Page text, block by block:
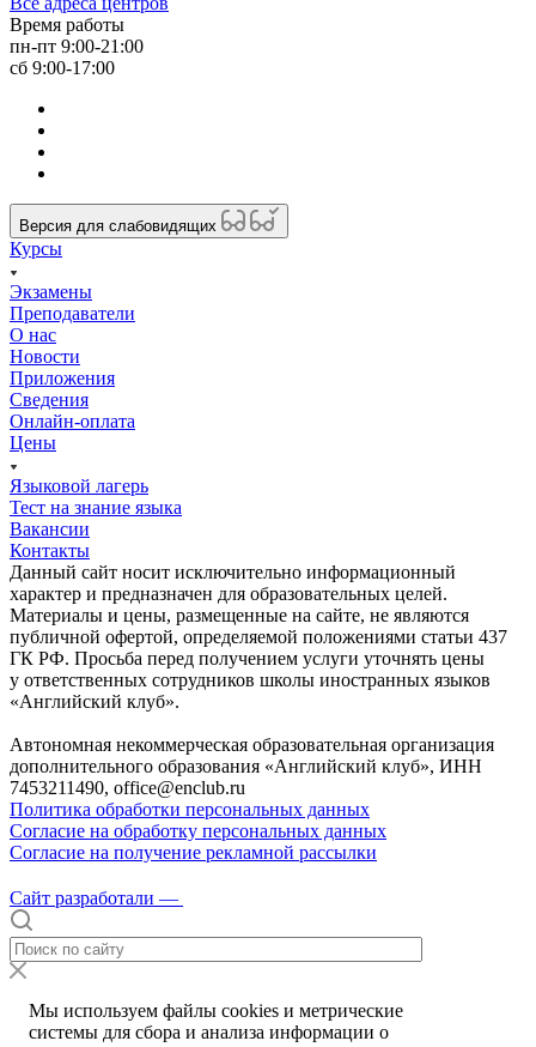
Время работы
пн-пт 9:00-21:00
сб 9:00-17:00
Версия для слабовидящих
Курсы
Экзамены
Преподаватели
О нас
Новости
Приложения
Сведения
Онлайн-оплата
Цены
Языковой лагерь
Тест на знание языка
Вакансии
Контакты
Данный сайт носит исключительно информационный
характер и предназначен для образовательных целей.
Материалы и цены, размещенные на сайте, не являются
публичной офертой, определяемой положениями статьи 437
ГК РФ. Просьба перед получением услуги уточнять цены
у ответственных сотрудников школы иностранных языков
«Английский клуб».
Автономная некоммерческая образовательная организация
дополнительного образования «Английский клуб», ИНН
7453211490, office@enclub.ru
Политика обработки персональных данных
Согласие на обработку персональных данных
Согласие на получение рекламной рассылки
Сайт разработали —
Мы используем файлы сookies и метрические
системы для сбора и анализа информации о